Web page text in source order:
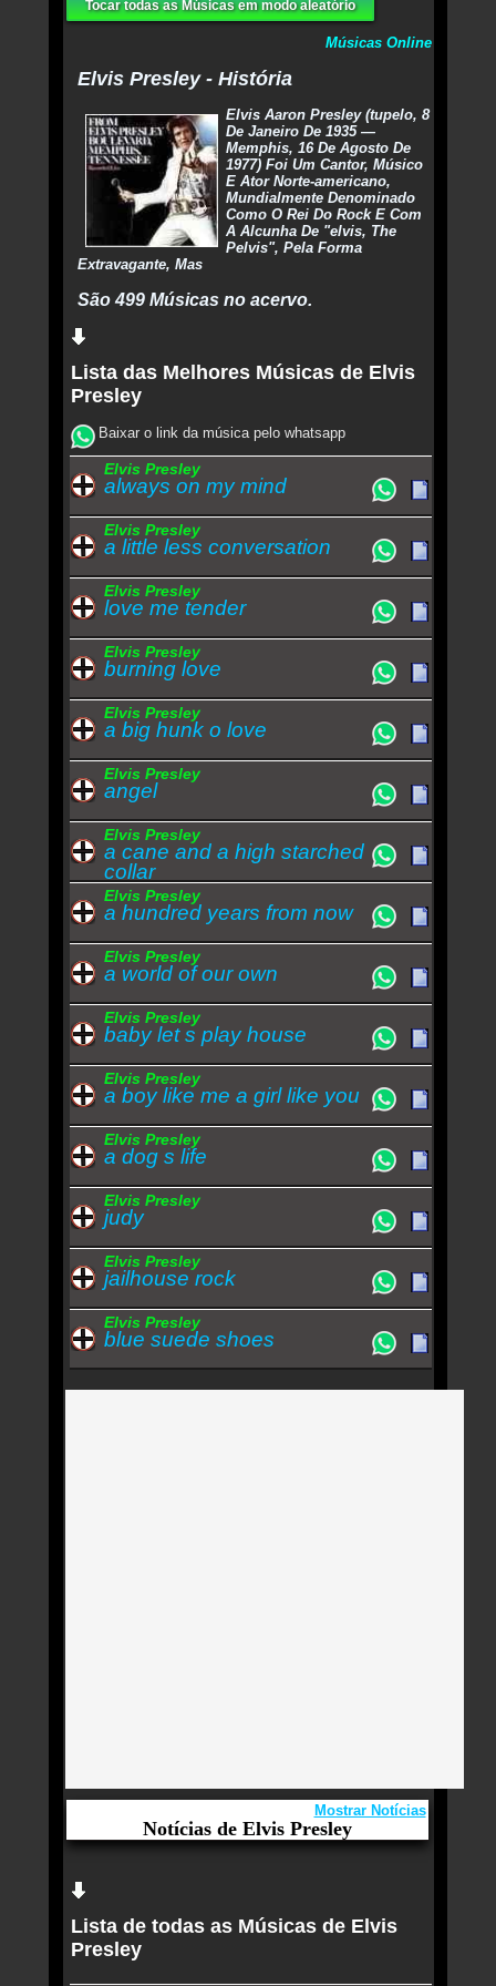
Tocar todas as Músicas em modo aleatório
Músicas Online
Elvis Presley - História
Elvis Aaron Presley (tupelo, 8
De Janeiro De 1935 —
Memphis, 16 De Agosto De
1977) Foi Um Cantor, Músico
E Ator Norte-americano,
Mundialmente Denominado
Como O Rei Do Rock E Com
A Alcunha De "elvis, The
Pelvis", Pela Forma
Extravagante, Mas
São 499 Músicas no acervo.
Lista das Melhores Músicas de Elvis
Presley
Baixar o link da música pelo whatsapp
Elvis Presley
always on my mind
Elvis Presley
a little less conversation
Elvis Presley
love me tender
Elvis Presley
burning love
Elvis Presley
a big hunk o love
Elvis Presley
angel
Elvis Presley
a cane and a high starched
collar
Elvis Presley
a hundred years from now
Elvis Presley
a world of our own
Elvis Presley
baby let s play house
Elvis Presley
a boy like me a girl like you
Elvis Presley
a dog s life
Elvis Presley
judy
Elvis Presley
jailhouse rock
Elvis Presley
blue suede shoes
Notícias de Elvis Presley
Mostrar Notícias
Aqui você curte Elvis Presley e seus Sucessos,
Antigas, Novas e os Lançamentos.
Elvis Presley ganha turnê inédita no Brasil e
exposição oficial vinda de Graceland
Lista de todas as Músicas de Elvis
Presley